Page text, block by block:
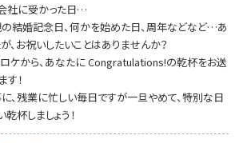
社に受かった日…
結婚記念日、何かを始めた日、周年などなど…あ
、お祝いしたいことはありませんか？
ケから、あなたに Congratulations!の乾杯をお送
す！
、残業に忙しい毎日ですが一旦やめて、特別な日
乾杯しましょう！